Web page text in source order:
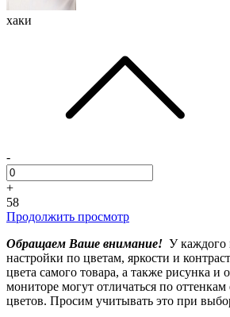
хаки
-
+
58
Продолжить просмотр
Обращаем Ваше внимание! У каждого
настройки по цветам, яркости и
цвета самого товара, а также рисунка и
мониторе могут отличаться по
цветов. Просим учитывать это при